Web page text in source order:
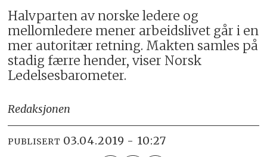
Halvparten av norske ledere og
mellomledere mener arbeidslivet går i en
mer autoritær retning. Makten samles på
stadig færre hender, viser Norsk
Ledelsesbarometer.
Redaksjonen
PUBLISERT 03.04.2019 - 10:27